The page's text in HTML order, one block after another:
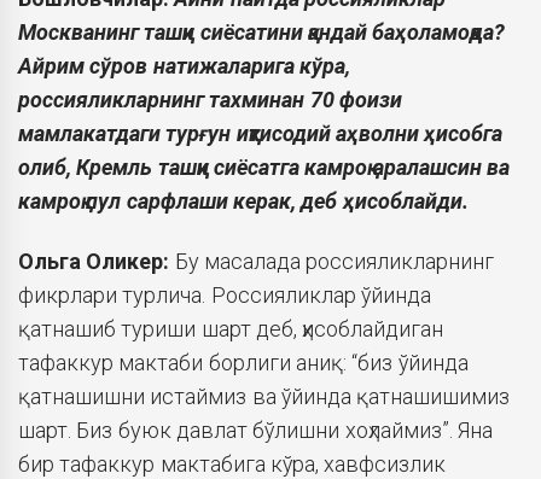
Москванинг ташқи сиёсатини қандай баҳоламоқда?
Айрим сўров натижаларига кўра,
россияликларнинг тахминан 70 фоизи
мамлакатдаги турғун иқтисодий аҳволни ҳисобга
олиб, Кремль ташқи сиёсатга камроқ аралашсин ва
камроқ пул сарфлаши керак, деб ҳисоблайди.
Ольга Оликер: Бу масалада россияликларнинг
фикрлари турлича. Россияликлар ўйинда
қатнашиб туриши шарт деб, ҳисоблайдиган
тафаккур мактаби борлиги аниқ: “биз ўйинда
қатнашишни истаймиз ва ўйинда қатнашишимиз
шарт. Биз буюк давлат бўлишни хоҳлаймиз”. Яна
бир тафаккур мактабига кўра, хавфсизлик